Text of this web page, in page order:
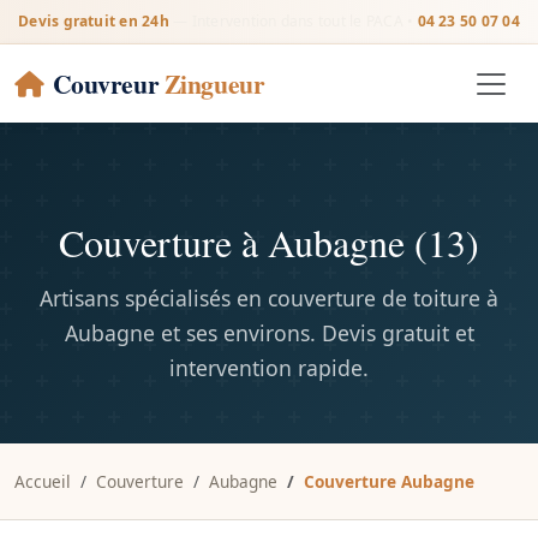
Devis gratuit en 24h 04 23 50 07 04
CouvreurZingueur
Couverture à Aubagne (13)
Artisans spécialisés en couverture de toiture à
Aubagne et ses environs. Devis gratuit et
intervention rapide.
Accueil Couverture Aubagne Couverture Aubagne